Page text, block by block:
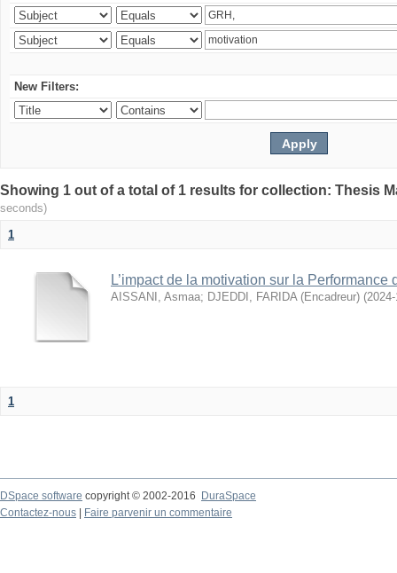
New Filters:
seconds)
1
L’impact de la motivation sur la
AISSANI, Asmaa; DJEDDI, FARIDA (Encadreur) (
1
DSpace software copyright © 2002-2016
DuraSpace
Contactez-nous
Faire parvenir un commentaire